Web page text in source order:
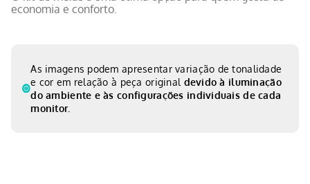
economia e conforto.
As imagens podem apresentar variação de tonalidade
e cor em relação à peça original devido à iluminação
do ambiente e às configurações individuais de cada
monitor.